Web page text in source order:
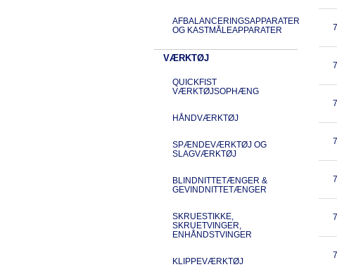
AFBALANCERINGSAPPARATER
OG KASTMÅLEAPPARATER
VÆRKTØJ
QUICKFIST
VÆRKTØJSOPHÆNG
HÅNDVÆRKTØJ
SPÆNDEVÆRKTØJ OG
SLAGVÆRKTØJ
BLINDNITTETÆNGER &
GEVINDNITTETÆNGER
SKRUESTIKKE,
SKRUETVINGER,
ENHÅNDSTVINGER
KLIPPEVÆRKTØJ